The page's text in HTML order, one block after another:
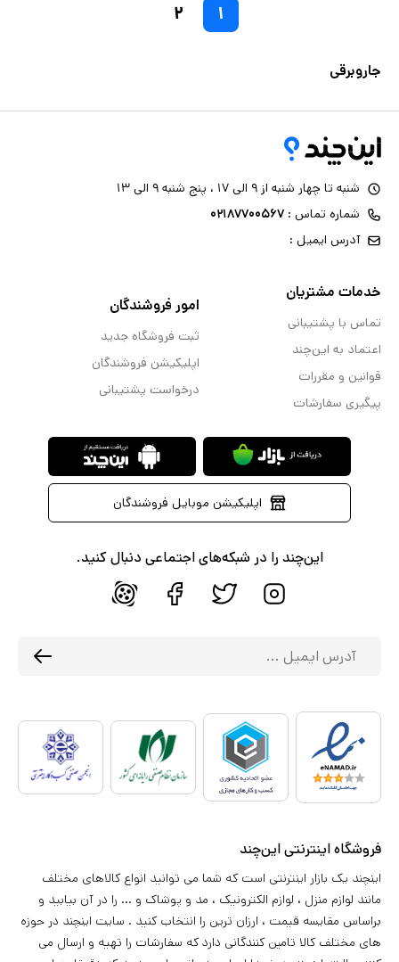
۱ ۲
جاروبرقی
شنبه تا چهار شنبه از ۹ الی ۱۷ ، پنج شنبه ۹ الی ۱۳
شماره تماس : ۰۲۱۸۷۷۰۰۵۶۷
آدرس ایمیل :
خدمات مشتریان
تماس با پشتیبانی
اعتماد به این‌چند
قوانین و مقررات
پیگیری سفارشات
امور فروشندگان
ثبت فروشگاه جدید
اپلیکیشن فروشندگان
درخواست پشتیبانی
اپلیکیشن موبایل فروشندگان
این‌چند را در شبکه‌های اجتماعی دنبال کنید.
فروشگاه اینترنتی این‌چند
اینچند یک بازار اینترنتی است که شما می توانید انواع کالاهای مختلف
مانند لوازم منزل ، لوازم الکترونیک ، مد و پوشاک و ... را در آن بیابید و
براساس مقایسه قیمت ، ارزان ترین را انتخاب کنید . سایت اینچند در حوزه
های مختلف کالا تامین کنندگانی دارد که سفارشات را تهیه و ارسال می